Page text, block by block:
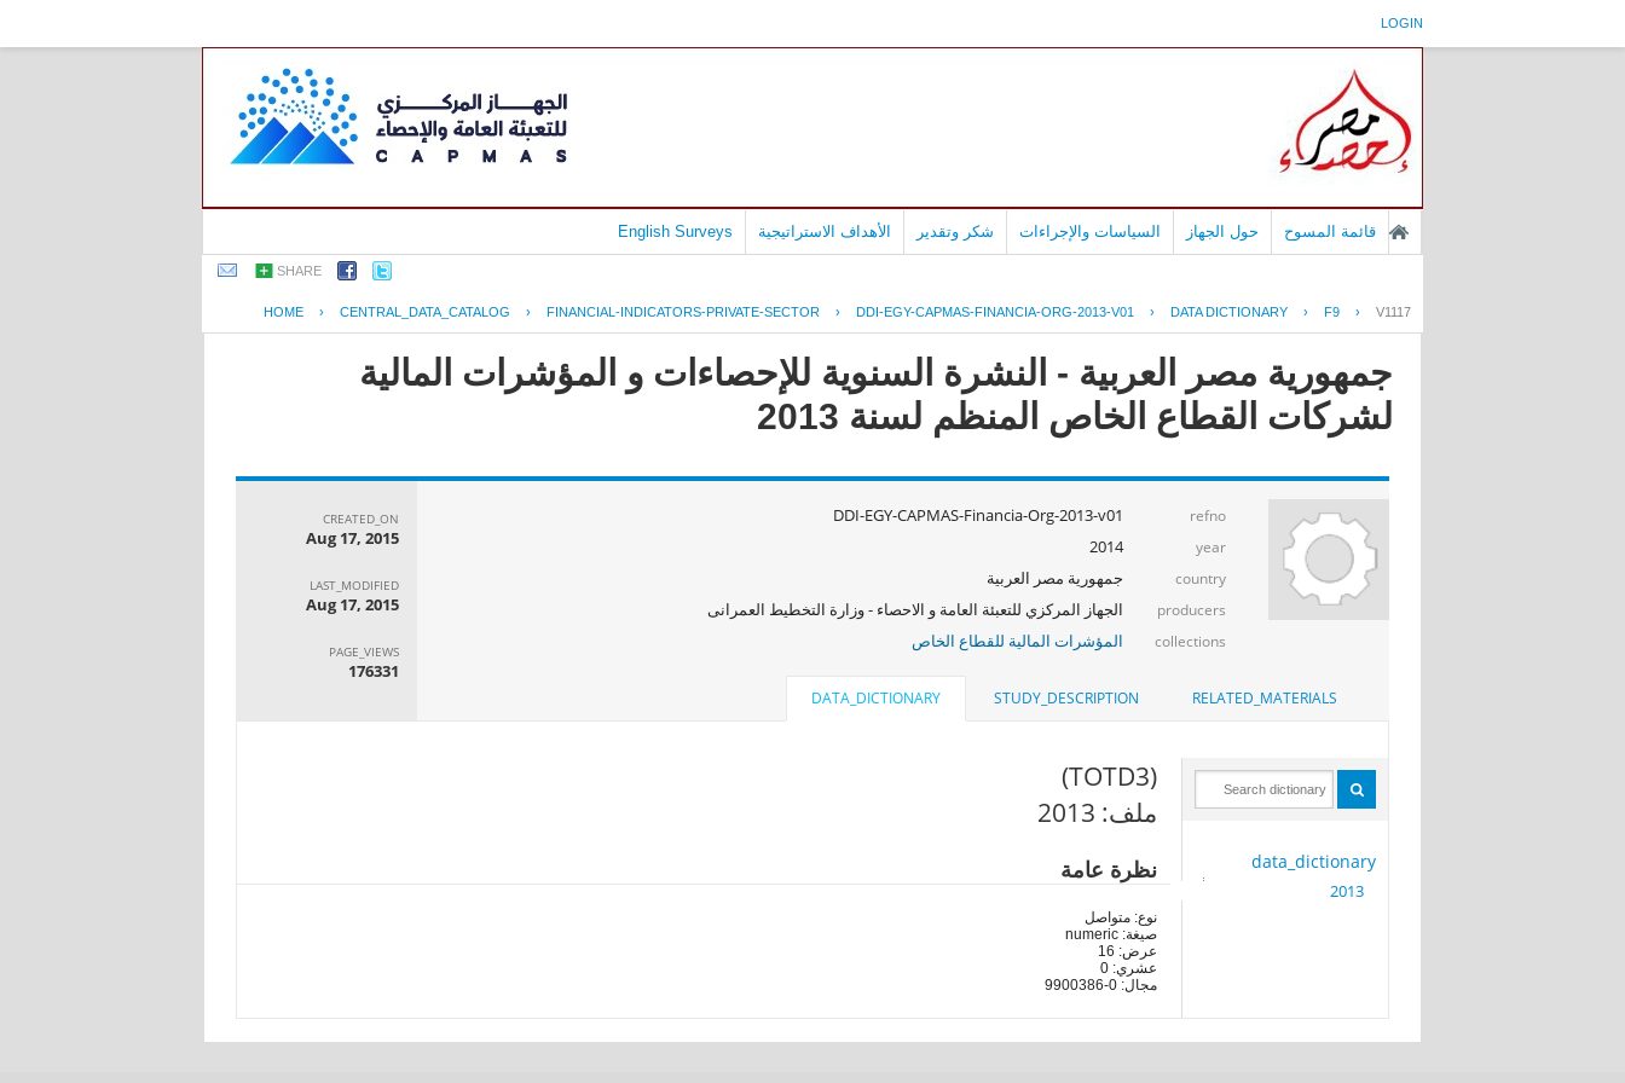
LOGIN
قائمة المسوح حول الجهاز السياسات والإجراءات شكر وتقدير الأهداف الاستراتيجية English Surveys
SHARE
HOME › CENTRAL_DATA_CATALOG › FINANCIAL-INDICATORS-PRIVATE-SECTOR › DDI-EGY-CAPMAS-FINANCIA-ORG-2013-V01 › DATA DICTIONARY › F9 › V1117
جمهورية مصر العربية - النشرة السنوية للإحصاءات و المؤشرات المالية
لشركات القطاع الخاص المنظم لسنة 2013
refno
DDI-EGY-CAPMAS-Financia-Org-2013-v01
year
2014
country جمهورية مصر العربية
producers الجهاز المركزي للتعبئة العامة و الاحصاء - وزارة التخطيط العمرانى
collections المؤشرات المالية للقطاع الخاص
CREATED_ON
Aug 17, 2015
LAST_MODIFIED
Aug 17, 2015
PAGE_VIEWS
176331
RELATED_MATERIALS
STUDY_DESCRIPTION
DATA_DICTIONARY
data_dictionary
2013
(TOTD3)
ملف: 2013
نظرة عامة
نوع: متواصل
صيغة: numeric
عرض: 16
عشري: 0
مجال: 0-9900386